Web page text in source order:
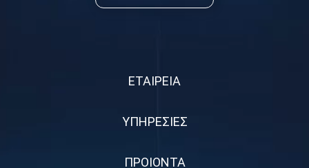
ΕΤΑΙΡΕΙΑ
ΥΠΗΡΕΣΙΕΣ
ΠΡΟΙΟΝΤΑ